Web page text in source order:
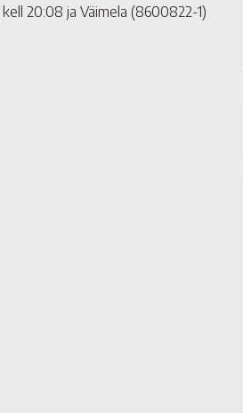
20:08 ja Väimela (8600822-1)